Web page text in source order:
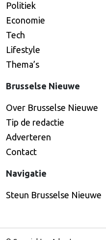
Politiek
Economie
Tech
Lifestyle
Thema’s
Brusselse Nieuwe
Over Brusselse Nieuwe
Tip de redactie
Adverteren
Contact
Navigatie
Steun Brusselse Nieuwe